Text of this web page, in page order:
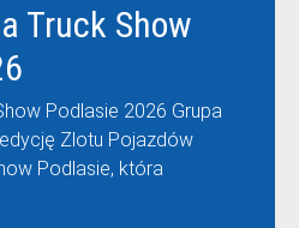
Truck Show
Podlasie 2026 Grupa
Zlotu Pojazdów
Podlasie, która